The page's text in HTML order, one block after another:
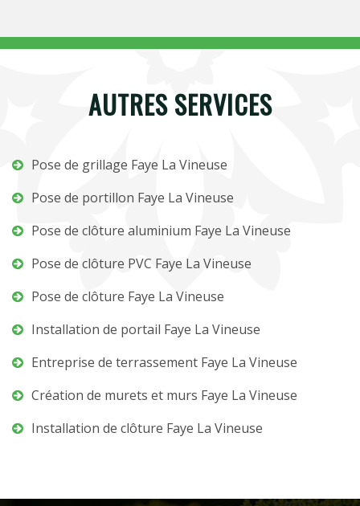
AUTRES SERVICES
Pose de grillage Faye La Vineuse
Pose de portillon Faye La Vineuse
Pose de clôture aluminium Faye La Vineuse
Pose de clôture PVC Faye La Vineuse
Pose de clôture Faye La Vineuse
Installation de portail Faye La Vineuse
Entreprise de terrassement Faye La Vineuse
Création de murets et murs Faye La Vineuse
Installation de clôture Faye La Vineuse